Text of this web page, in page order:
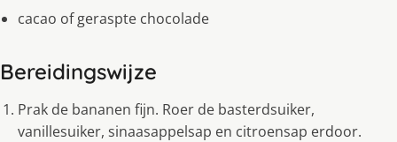
cacao of geraspte chocolade
Bereidingswijze
Prak de bananen fijn. Roer de basterdsuiker,
vanillesuiker, sinaasappelsap en citroensap erdoor.